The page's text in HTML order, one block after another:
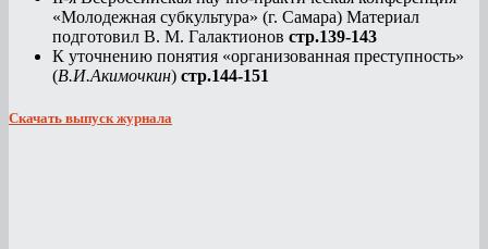
«Молодежная субкультура» (г. Самара) Материал
подготовил В. М. Галактионов стр.139-143
К уточнению понятия «организованная преступность»
(В.И.Акимочкин) стр.144-151
Скачать выпуск журнала